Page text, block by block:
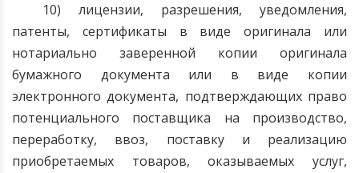
10) лицензии, разрешения, уведомления,
патенты, сертификаты в виде оригинала или
нотариально заверенной копии оригинала
бумажного документа или в виде копии
электронного документа, подтверждающих право
потенциального поставщика на производство,
переработку, ввоз, поставку и реализацию
приобретаемых товаров, оказываемых услуг,